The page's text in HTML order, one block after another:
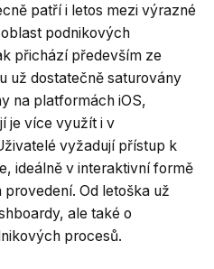
patří i letos mezi výrazné
podnikových
přichází především ze
už dostatečně saturovány
na platformách iOS,
je více využít i v
vyžadují přístup k
ideálně v interaktivní formě
Od letoška už
ale také o
procesů.